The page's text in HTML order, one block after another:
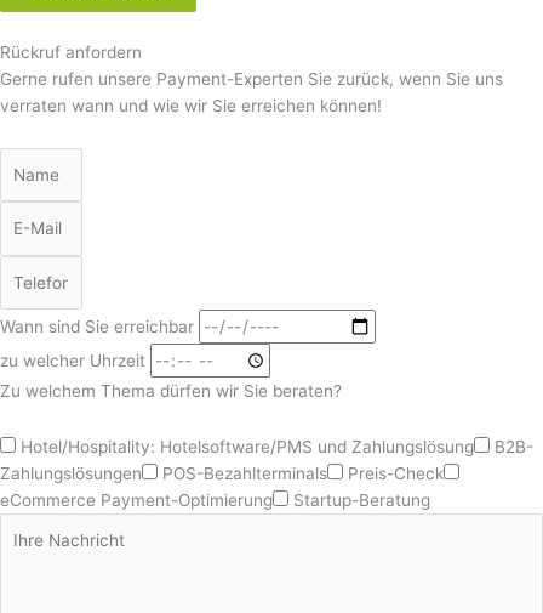
Rückruf anfordern
Gerne rufen unsere Payment-Experten Sie zurück, wenn Sie uns
verraten wann und wie wir Sie erreichen können!
Wann sind Sie erreichbar
zu welcher Uhrzeit
Zu welchem Thema dürfen wir Sie beraten?
Hotel/Hospitality: Hotelsoftware/PMS und Zahlungslösung
B2B-
Zahlungslösungen
POS-Bezahlterminals
Preis-Check
eCommerce Payment-Optimierung
Startup-Beratung